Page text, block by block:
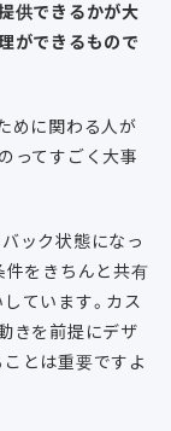
供できるかが大
ができるもので
めに関わる人が
ってすごく大事
ック状態になっ
件をきちんと共有
ています。カス
きを前提にデザ
とは重要ですよ